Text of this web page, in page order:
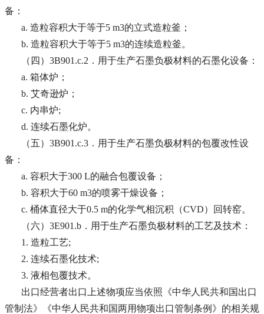
备：
a. 造粒容积大于等于5 m3的立式造粒釜；
b. 造粒容积大于等于5 m3的连续造粒釜。
（四）3B901.c.2．用于生产石墨负极材料的石墨化设备：
a. 箱体炉；
b. 艾奇逊炉；
c. 内串炉;
d. 连续石墨化炉。
（五）3B901.c.3．用于生产石墨负极材料的包覆改性设
备：
a. 容积大于300 L的融合包覆设备；
b. 容积大于60 m3的喷雾干燥设备；
c. 桶体直径大于0.5 m的化学气相沉积（CVD）回转窑。
（六）3E901.b．用于生产石墨负极材料的工艺及技术：
1. 造粒工艺;
2. 连续石墨化技术;
3. 液相包覆技术。
出口经营者出口上述物项应当依照《中华人民共和国出口
管制法》《中华人民共和国两用物项出口管制条例》的相关规